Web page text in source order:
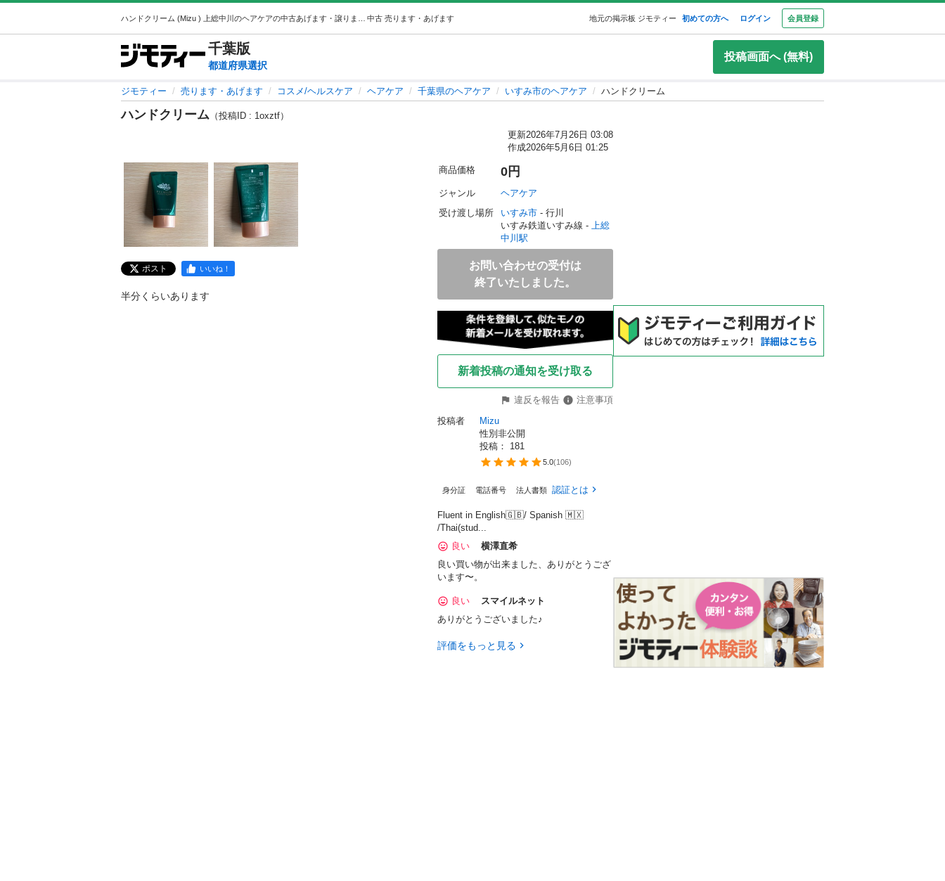
中古 売ります・あげます 地元の掲示板 ジモティー 初めての方へ ログイン 会員登録
千葉版
都道府県選択
投稿画面へ (無料)
ジモティー 売ります・あげます コスメ/ヘルスケア ヘアケア 千葉県のヘアケア いすみ市のヘアケア ハンドクリーム
ハンドクリーム （投稿ID : 1oxztf）
更新2026年7月26日 03:08
作成2026年5月6日 01:25
ポスト いいね！
半分くらいあります
商品価格 0円
ジャンル
ヘアケア
受け渡し場所
いすみ市 - 行川
いすみ鉄道いすみ線 - 上総
中川駅
お問い合わせの受付は
終了いたしました。
新着投稿の通知を受け取る
違反を報告
注意事項
投稿者
Mizu
性別非公開
投稿： 181
5.0(106)
身分証 電話番号 法人書類 認証とは
Fluent in English🇬🇧/ Spanish 🇲🇽
/Thai(stud...
良い
横澤直希
良い買い物が出来ました、ありがとうござ
います〜。
良い
スマイルネット
ありがとうございました♪
評価をもっと見る